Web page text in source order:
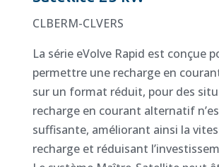
CLBERM-CLVERS
La série eVolve Rapid est conçue
permettre une recharge en
sur un format réduit, pour des
recharge en courant alternatif
suffisante, améliorant ainsi la
recharge et réduisant